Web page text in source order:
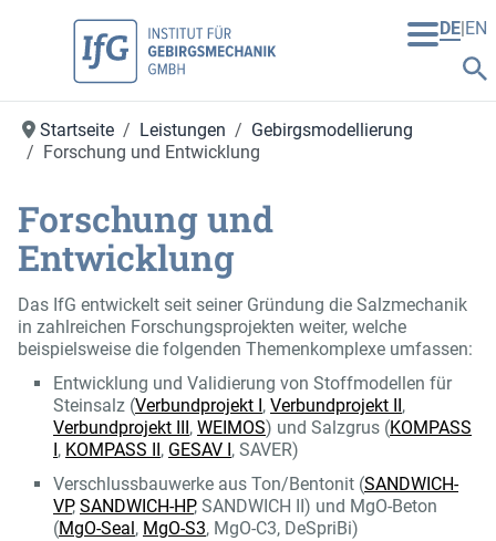
DE EN
Startseite Leistungen
Gebirgsmodellierung
Forschung und Entwicklung
Forschung und
Entwicklung
Das IfG entwickelt seit seiner Gründung die Salzmechanik
in zahlreichen Forschungsprojekten weiter, welche
beispielsweise die folgenden Themenkomplexe umfassen:
Entwicklung und Validierung von Stoffmodellen für
Steinsalz (Verbundprojekt I , Verbundprojekt II ,
Verbundprojekt III , WEIMOS) und Salzgrus (KOMPASS
, KOMPASS II , GESAV I , SAVER)
Verschlussbauwerke aus Ton/Bentonit (SANDWICH-
VP, SANDWICH-HP, SANDWICH II) und MgO-Beton
(MgO-Seal , MgO-S3, MgO-C3, DeSpriBi)